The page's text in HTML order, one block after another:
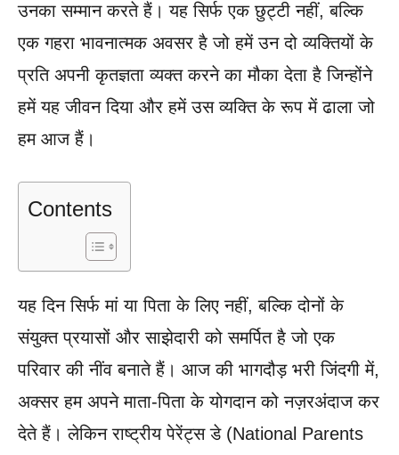
उनका सम्मान करते हैं। यह सिर्फ एक छुट्टी नहीं, बल्कि
एक गहरा भावनात्मक अवसर है जो हमें उन दो व्यक्तियों के
प्रति अपनी कृतज्ञता व्यक्त करने का मौका देता है जिन्होंने
हमें यह जीवन दिया और हमें उस व्यक्ति के रूप में ढाला जो
हम आज हैं।
Contents
यह दिन सिर्फ मां या पिता के लिए नहीं, बल्कि दोनों के
संयुक्त प्रयासों और साझेदारी को समर्पित है जो एक
परिवार की नींव बनाते हैं। आज की भागदौड़ भरी जिंदगी में,
अक्सर हम अपने माता-पिता के योगदान को नज़रअंदाज कर
देते हैं। लेकिन राष्ट्रीय पेरेंट्स डे (National Parents